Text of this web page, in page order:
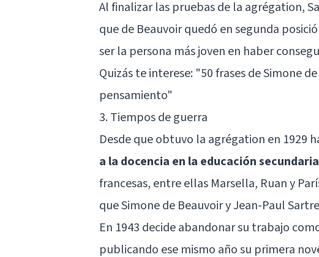
Al finalizar las pruebas de la agrégation,
que de Beauvoir quedó en segunda
ser la persona más joven en haber
Quizás te interese: "50 frases de Simone
pensamiento"
3. Tiempos de guerra
Desde que obtuvo la agrégation en 1929
a la docencia en la educación secundaria
francesas, entre ellas Marsella, Ruan y
que Simone de Beauvoir y Jean-Paul
En 1943 decide abandonar su trabajo
publicando ese mismo año su primera